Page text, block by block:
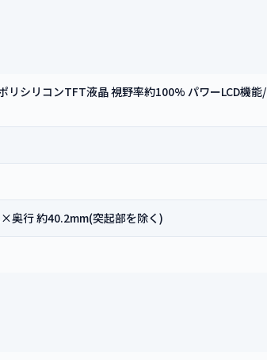
リシリコンTFT液晶 視野率約100% パワーLCD機能/
奥行 約40.2mm(突起部を除く)